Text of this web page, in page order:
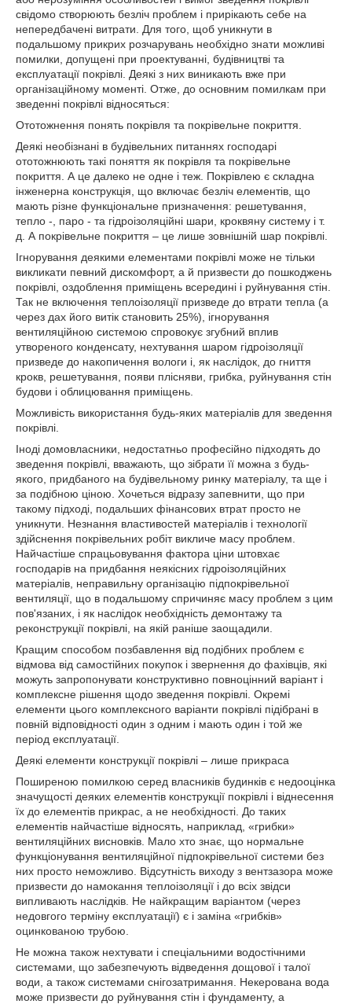
свідомо створюють безліч проблем і прирікають себе на
непередбачені витрати. Для того, щоб уникнути в
подальшому прикрих розчарувань необхідно знати можливі
помилки, допущені при проектуванні, будівництві та
експлуатації покрівлі. Деякі з них виникають вже при
організаційному моменті. Отже, до основним помилкам при
зведенні покрівлі відносяться:
Ототожнення понять покрівля та покрівельне покриття.
Деякі необізнані в будівельних питаннях господарі
ототожнюють такі поняття як покрівля та покрівельне
покриття. А це далеко не одне і теж. Покрівлею є складна
інженерна конструкція, що включає безліч елементів, що
мають різне функціональне призначення: решетування,
тепло -, паро - та гідроізоляційні шари, кроквяну систему і т.
д. А покрівельне покриття – це лише зовнішній шар покрівлі.
Ігнорування деякими елементами покрівлі може не тільки
викликати певний дискомфорт, а й призвести до пошкоджень
покрівлі, оздоблення приміщень всередині і руйнування стін.
Так не включення теплоізоляції призведе до втрати тепла (а
через дах його витік становить 25%), ігнорування
вентиляційною системою спровокує згубний вплив
утвореного конденсату, нехтування шаром гідроізоляції
призведе до накопичення вологи і, як наслідок, до гниття
крокв, решетування, появи плісняви, грибка, руйнування стін
будови і облицювання приміщень.
Можливість використання будь-яких матеріалів для зведення
покрівлі.
Іноді домовласники, недостатньо професійно підходять до
зведення покрівлі, вважають, що зібрати її можна з будь-
якого, придбаного на будівельному ринку матеріалу, та ще і
за подібною ціною. Хочеться відразу запевнити, що при
такому підході, подальших фінансових втрат просто не
уникнути. Незнання властивостей матеріалів і технології
здійснення покрівельних робіт викличе масу проблем.
Найчастіше спрацьовування фактора ціни штовхає
господарів на придбання неякісних гідроізоляційних
матеріалів, неправильну організацію підпокрівельної
вентиляції, що в подальшому спричиняє масу проблем з цим
пов'язаних, і як наслідок необхідність демонтажу та
реконструкції покрівлі, на якій раніше заощадили.
Кращим способом позбавлення від подібних проблем є
відмова від самостійних покупок і звернення до фахівців, які
можуть запропонувати конструктивно повноцінний варіант і
комплексне рішення щодо зведення покрівлі. Окремі
елементи цього комплексного варіанти покрівлі підібрані в
повній відповідності один з одним і мають один і той же
період експлуатації.
Деякі елементи конструкції покрівлі – лише прикраса
Поширеною помилкою серед власників будинків є недооцінка
значущості деяких елементів конструкції покрівлі і віднесення
їх до елементів прикрас, а не необхідності. До таких
елементів найчастіше відносять, наприклад, «грибки»
вентиляційних висновків. Мало хто знає, що нормальне
функціонування вентиляційної підпокрівельної системи без
них просто неможливо. Відсутність виходу з вентзазора може
призвести до намокання теплоізоляції і до всіх звідси
випливають наслідків. Не найкращим варіантом (через
недовгого терміну експлуатації) є і заміна «грибків»
оцинкованою трубою.
Не можна також нехтувати і спеціальними водостічними
системами, що забезпечують відведення дощової і талої
води, а також системами снігозатримання. Некерована вода
може призвести до руйнування стін і фундаменту, а